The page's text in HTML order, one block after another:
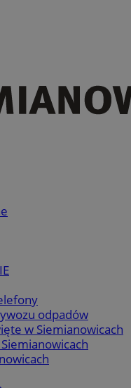
odpadów
w Siemianowicach